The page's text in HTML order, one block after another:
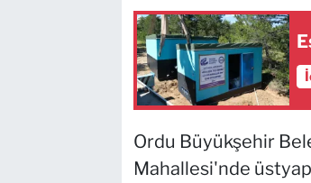
Ordu Büyükşehir
Mahallesi'nde